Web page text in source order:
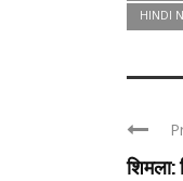
HINDI
शिमला: